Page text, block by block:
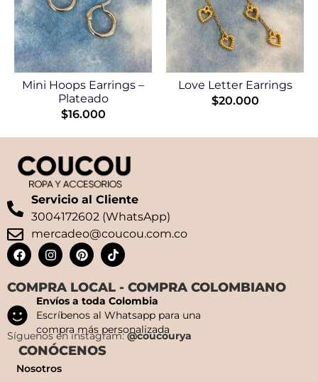
Mini Hoops Earrings –
Plateado
$16.000
Love Letter Earrings
$20.000
Servicio al Cliente
3004172602 (WhatsApp)
mercadeo@coucou.com.co
COMPRA LOCAL - COMPRA COLOMBIANO
Envíos a toda Colombia
Escríbenos al Whatsapp para una
compra más personalizada
Síguenos en instagram:@coucourya
CONÓCENOS
Nosotros